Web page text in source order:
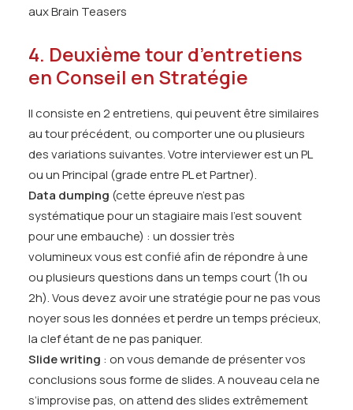
aux Brain Teasers
4. Deuxième tour d’entretiens
en Conseil en Stratégie
Il consiste en 2 entretiens, qui peuvent être similaires
au tour précédent, ou comporter une ou plusieurs
des variations suivantes. Votre interviewer est un PL
ou un Principal (grade entre PL et Partner).
Data dumping (cette épreuve n’est pas
systématique pour un stagiaire mais l’est souvent
pour une embauche) : un dossier très
volumineux vous est confié afin de répondre à une
ou plusieurs questions dans un temps court (1h ou
2h). Vous devez avoir une stratégie pour ne pas vous
noyer sous les données et perdre un temps précieux,
la clef étant de ne pas paniquer.
Slide writing : on vous demande de présenter vos
conclusions sous forme de slides. A nouveau cela ne
s’improvise pas, on attend des slides extrêmement